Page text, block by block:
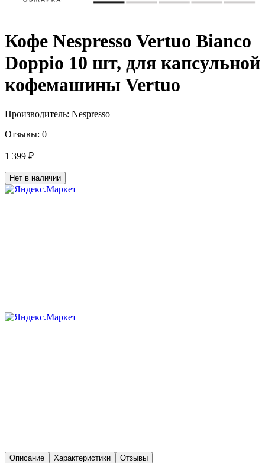
Кофе Nespresso Vertuo Bianco
Doppio 10 шт, для капсульной
кофемашины Vertuo
Производитель: Nespresso
Отзывы: 0
1 399 ₽
Нет в наличии
Описание Характеристики Отзывы